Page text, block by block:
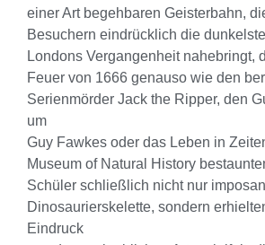
einer Art begehbaren Geisterbahn,
Besuchern eindrücklich die
Londons Vergangenheit nahebringt,
Feuer von 1666 genauso wie den
Serienmörder Jack the Ripper, den
um
Guy Fawkes oder das Leben in
Museum of Natural History
Schüler schließlich nicht nur
Dinosaurierskelette, sondern
Eindruck